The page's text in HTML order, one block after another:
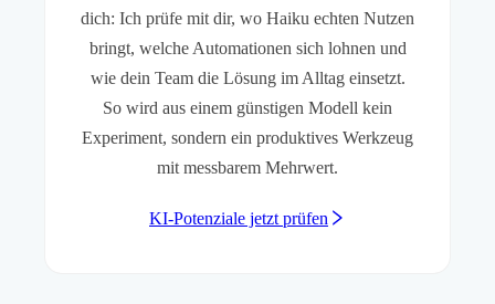
dich: Ich prüfe mit dir, wo Haiku echten Nutzen
bringt, welche Automationen sich lohnen und
wie dein Team die Lösung im Alltag einsetzt.
So wird aus einem günstigen Modell kein
Experiment, sondern ein produktives Werkzeug
mit messbarem Mehrwert.
KI-Potenziale jetzt prüfen